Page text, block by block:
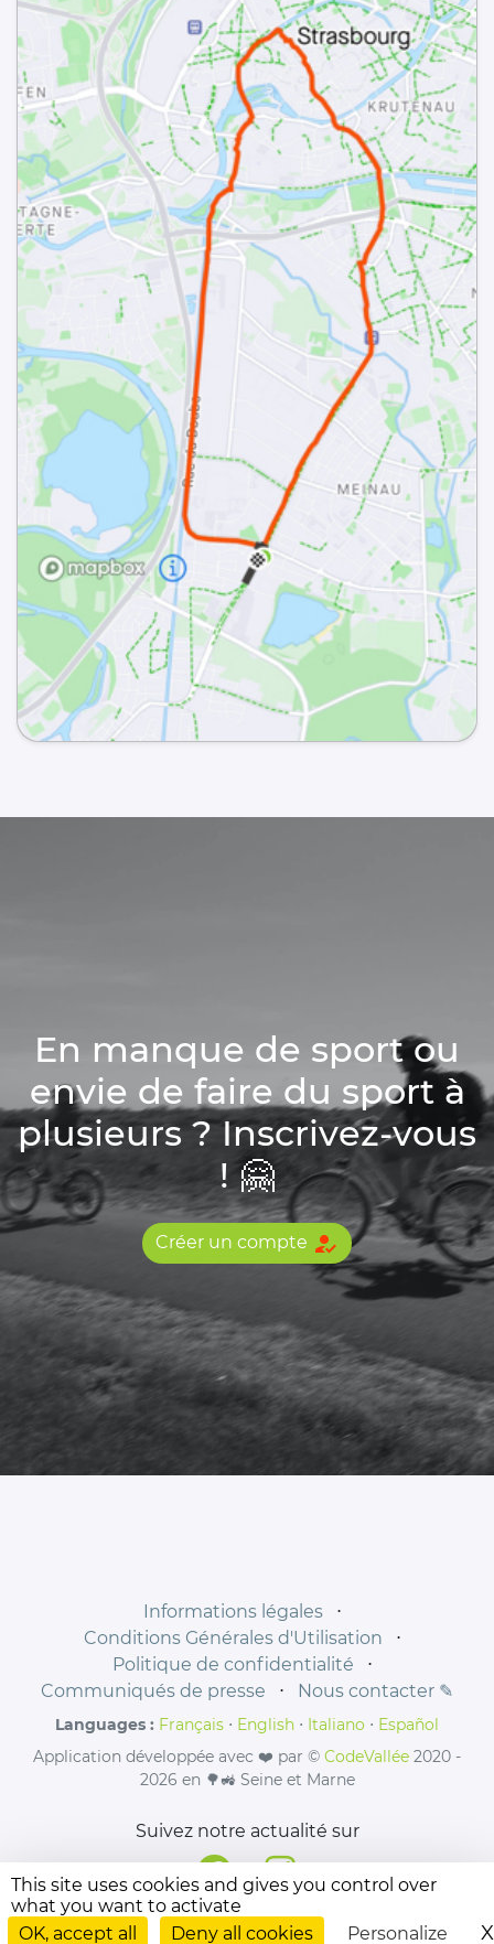
En manque de sport ou
envie de faire du sport à
plusieurs ? Inscrivez-vous
! 🤗
Créer un compte how_to_reg
Informations légales
⋅
Conditions Générales d'Utilisation
⋅
Politique de confidentialité
⋅
Communiqués de presse
⋅ Nous contacter ✎
Languages : Français ⋅ English ⋅ Italiano ⋅ Español
Application développée avec ❤️ par © CodeVallée 2020 -
2026 en 🌳🚜 Seine et Marne
Suivez notre actualité sur
This site uses cookies and gives you control over
what you want to activate
OK, accept all
Deny all cookies Personalize X